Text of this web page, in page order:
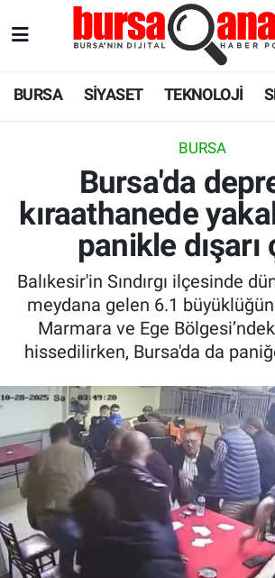
BURSA SİYASET TEKNOLOJİ
BURSA
Bursa'da
kıraathanede
panikle dışarı
Balıkesir'in Sındırgı ilçesinde
meydana gelen 6.1
Marmara ve Ege
hissedilirken, Bursa'da da
SPOR
EKONOMİ
SAĞLIK
ASTROLOJİ
BLOG
Süper Lig Puan Durumu ve
Tüm Manşetler
Son Dakika Haberleri
Haber Arşivi